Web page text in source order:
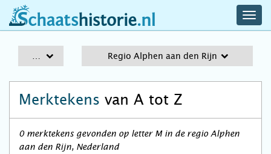
schaatshistorie.nl
Regio Alphen aan den Rijn
Merktekens van A tot Z
0 merktekens gevonden op letter M in de regio Alphen
aan den Rijn, Nederland